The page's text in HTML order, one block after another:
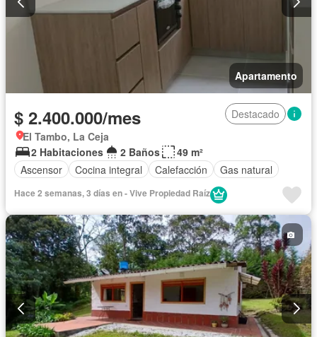
Apartamento
$ 2.400.000/mes
Destacado
El Tambo, La Ceja
2 Habitaciones
2 Baños
49 m²
Ascensor
Cocina integral Calefacción Gas natural
Hace 2 semanas, 3 días en - Vive Propiedad Raíz